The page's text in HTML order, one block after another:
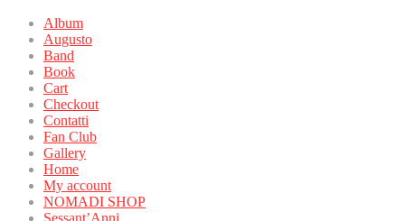
Album
Augusto
Band
Book
Cart
Checkout
Contatti
Fan Club
Gallery
Home
My account
NOMADI SHOP
Sessant’Anni